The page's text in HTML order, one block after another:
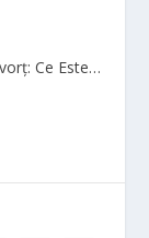
Ce Este…